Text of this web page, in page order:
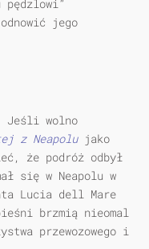
pędzlowi”
jego
Jeśli wolno
z Neapolu jako
że podróż odbył
się w Neapolu w
Lucia dell Mare
brzmią nieomal
przewozowego i